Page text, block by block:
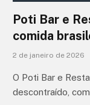
Poti Bar e
comida
2 de janeiro de 2026
O Poti Bar e
descontraído,